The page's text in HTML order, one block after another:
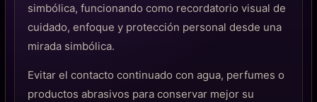
simbólica, funcionando como recordatorio visual de
cuidado, enfoque y protección personal desde una
mirada simbólica.
Evitar el contacto continuado con agua, perfumes o
productos abrasivos para conservar mejor su